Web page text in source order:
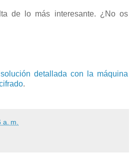
de lo más interesante. ¿No os
solución detallada con la máquina
.
a. m.